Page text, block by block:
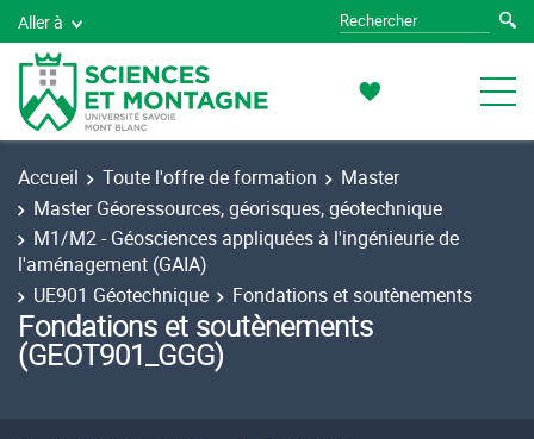
Aller à
Accueil Toute l'offre de formation
Master
Master Géoressources, géorisques, géotechnique
M1/M2 - Géosciences appliquées à l'ingénieurie de
l'aménagement (GAIA)
UE901 Géotechnique
Fondations et soutènements
Fondations et soutènements
(GEOT901_GGG)